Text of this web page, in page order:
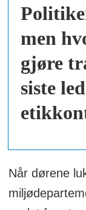
men
gjøre
siste
Når dørene